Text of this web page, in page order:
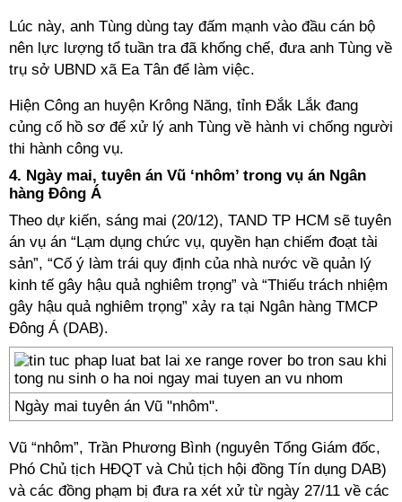
Lúc này, anh Tùng dùng tay đấm mạnh vào đầu cán bộ
nên lực lượng tổ tuần tra đã khống chế, đưa anh Tùng về
trụ sở UBND xã Ea Tân để làm việc.
Hiện Công an huyện Krông Năng, tỉnh Đắk Lắk đang
củng cố hồ sơ để xử lý anh Tùng về hành vi chống người
thi hành công vụ.
4. Ngày mai, tuyên án Vũ ‘nhôm’ trong vụ án Ngân
hàng Đông Á
Theo dự kiến, sáng mai (20/12), TAND TP HCM sẽ tuyên
án vụ án “Lạm dụng chức vụ, quyền hạn chiếm đoạt tài
sản”, “Cố ý làm trái quy định của nhà nước về quản lý
kinh tế gây hậu quả nghiêm trọng” và “Thiếu trách nhiệm
gây hậu quả nghiêm trọng” xảy ra tại Ngân hàng TMCP
Đông Á (DAB).
Ngày mai tuyên án Vũ "nhôm".
Vũ “nhôm”, Trần Phương Bình (nguyên Tổng Giám đốc,
Phó Chủ tịch HĐQT và Chủ tịch hội đồng Tín dụng DAB)
và các đồng phạm bị đưa ra xét xử từ ngày 27/11 về các